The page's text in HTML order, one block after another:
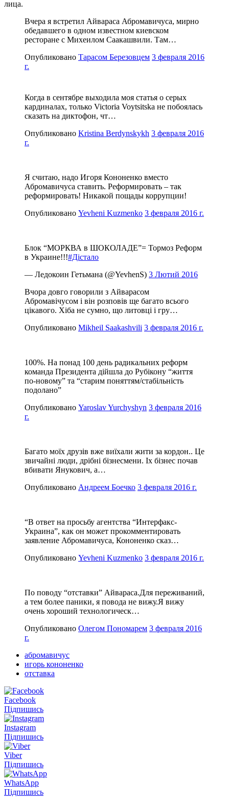
лица.
Вчера я встретил Айвараса Абромавичуса, мирно
обедавшего в одном известном киевском
ресторане с Михеилом Саакашвили. Там…
Опубликовано Тарасом Березовцем 3 февраля 2016
г.
Когда в сентябре выходила моя статья о серых
кардиналах, только Victoria Voytsitska не побоялась
сказать на диктофон, чт…
Опубликовано Kristina Berdynskykh 3 февраля 2016
г.
Я считаю, надо Игоря Кононенко вместо
Абромавичуса ставить. Реформировать – так
реформировать! Никакой пощады коррупции!
Опубликовано Yevheni Kuzmenko 3 февраля 2016 г.
Блок “МОРКВА в ШОКОЛАДЕ”= Тормоз Реформ
в Украине!!!#Дістало
— Ледокоин Гетьмана (@YevhenS) 3 Лютий 2016
Вчора довго говорили з Айварасом
Абромавічусом і він розповів ще багато всього
цікавого. Хіба не сумно, що литовці і гру…
Опубликовано Mikheil Saakashvili 3 февраля 2016 г.
100%. На понад 100 день радикальних реформ
команда Президента дійшла до Рубікону “життя
по-новому” та “старим поняттям/стабільність
подолано”
Опубликовано Yaroslav Yurchyshyn 3 февраля 2016
г.
Багато моїх друзів вже виїхали жити за кордон.. Це
звичайні люди, дрібні бізнесмени. Іх бізнес почав
вбивати Янукович, а…
Опубликовано Андреем Боечко 3 февраля 2016 г.
“В ответ на просьбу агентства “Интерфакс-
Украина”, как он может прокомментировать
заявление Абромавичуса, Кононенко сказ…
Опубликовано Yevheni Kuzmenko 3 февраля 2016 г.
По поводу “отставки” Айвараса.Для переживаний,
а тем более паники, я повода не вижу.Я вижу
очень хороший технологическ…
Опубликовано Олегом Пономарем 3 февраля 2016
г.
абромавичус
игорь кононенко
отставка
Facebook
Підпишись
Instagram
Підпишись
Viber
Підпишись
WhatsApp
Підпишись